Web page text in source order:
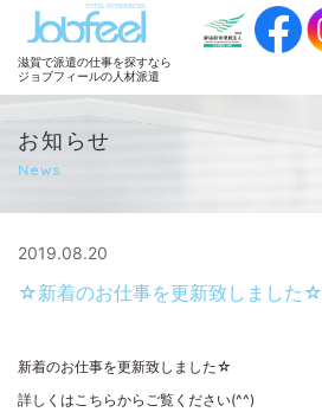
JobFeel
滋賀で派遣の仕事を探すなら
ジョブフィールの人材派遣
お知らせ
News
2019.08.20
☆新着のお仕事を更新致しました☆
新着のお仕事を更新致しました☆
詳しくはこちらからご覧ください(^^)